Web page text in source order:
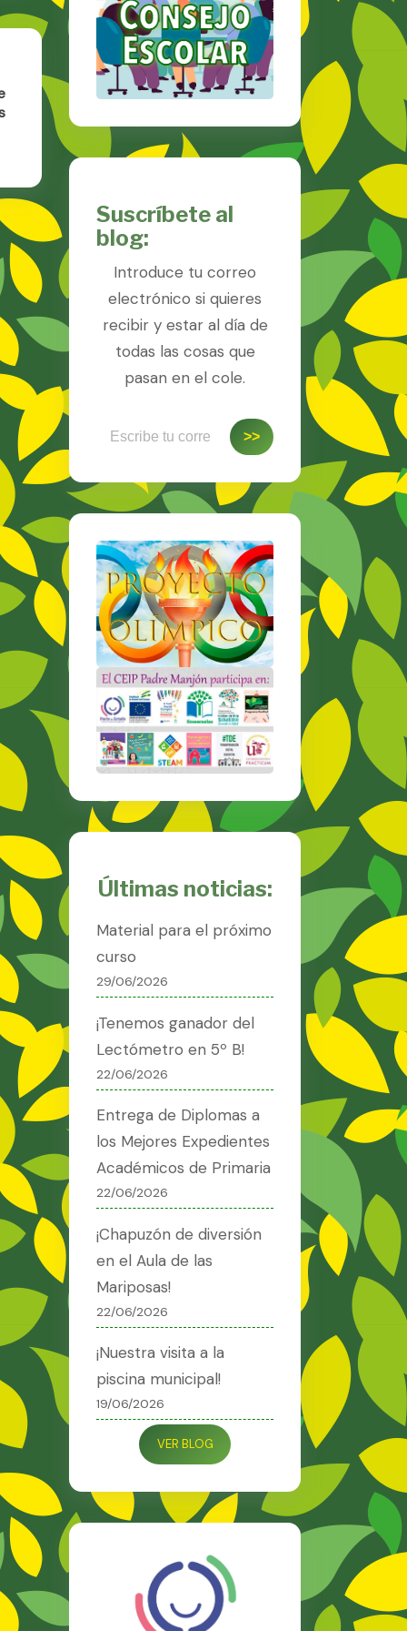
Suscríbete al
blog:
Introduce tu correo
electrónico si quieres
recibir y estar al día de
todas las cosas que
pasan en el cole.
>>
Últimas noticias:
Material para el próximo
curso
29/06/2026
¡Tenemos ganador del
Lectómetro en 5º B!
22/06/2026
Entrega de Diplomas a
los Mejores Expedientes
Académicos de Primaria
22/06/2026
¡Chapuzón de diversión
en el Aula de las
Mariposas!
22/06/2026
¡Nuestra visita a la
piscina municipal!
19/06/2026
VER BLOG